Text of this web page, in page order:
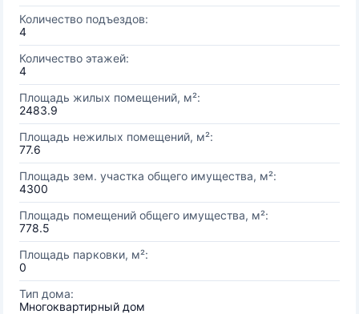
Количество подъездов:
4
Количество этажей:
4
Площадь жилых помещений, м²:
2483.9
Площадь нежилых помещений, м²:
77.6
Площадь зем. участка общего имущества, м²:
4300
Площадь помещений общего имущества, м²:
778.5
Площадь парковки, м²:
0
Тип дома:
Многоквартирный дом